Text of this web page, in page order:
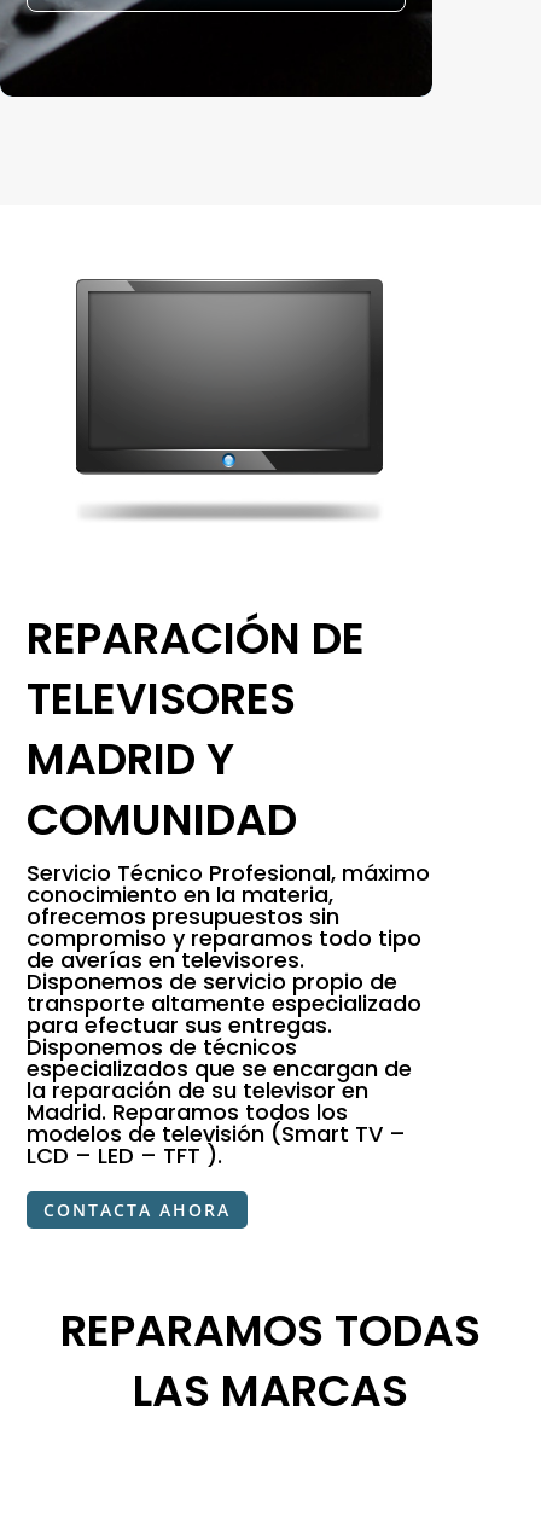
REPARACIÓN DE
TELEVISORES
MADRID Y
COMUNIDAD
Servicio Técnico Profesional, máximo
conocimiento en la materia,
ofrecemos presupuestos sin
compromiso y reparamos todo tipo
de averías en televisores.
Disponemos de servicio propio de
transporte altamente especializado
para efectuar sus entregas.
Disponemos de técnicos
especializados que se encargan de
la reparación de su televisor en
Madrid. Reparamos todos los
modelos de televisión (Smart TV –
LCD – LED – TFT ).
CONTACTA AHORA
REPARAMOS TODAS
LAS MARCAS